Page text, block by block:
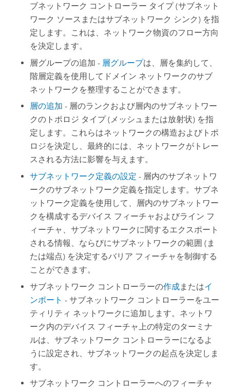
ブネットワーク コントローラー タイプ (サブネット
ワーク ソースまたはサブネットワーク シンク) を指
定します。これは、ネットワーク物資のフロー方向
を決定します。
層グループの追加 - 層グループは、層を集約して、
階層定義を使用してドメイン ネットワークのサブ
ネットワークを整理することができます。
層の追加 - 層のランクおよび層内のサブネットワー
クのトポロジ タイプ (メッシュまたは放射状) を指
定します。これらはネットワークの構造およびトポ
ロジを決定し、最終的には、ネットワークがトレー
スされる方法に影響を与えます。
サブネットワーク定義の設定 - 層内のサブネットワ
ークのサブネットワーク定義を指定します。サブネ
ットワーク定義を使用して、層内のサブネットワー
クを構成するデバイス フィーチャおよびライン フ
ィーチャ、サブネットワークに関するエクスポート
される情報、ならびにサブネットワークの範囲 (ま
たは端点) を決定するバリア フィーチャを制御する
ことができます。
サブネットワーク コントローラーの作成またはイ
ンポート - サブネットワーク コントローラーをユー
ティリティ ネットワークに追加します。ネットワ
ーク内のデバイス フィーチャ上の特定のターミナ
ルは、サブネットワーク コントローラーになるよ
うに設定され、サブネットワークの起点を決定しま
す。
サブネットワーク コントローラーへのフィーチャ